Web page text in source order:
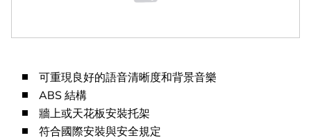
可重現良好的語音清晰度和背景音樂
ABS 結構
牆上或天花板安裝托架
符合國際安裝與安全規定